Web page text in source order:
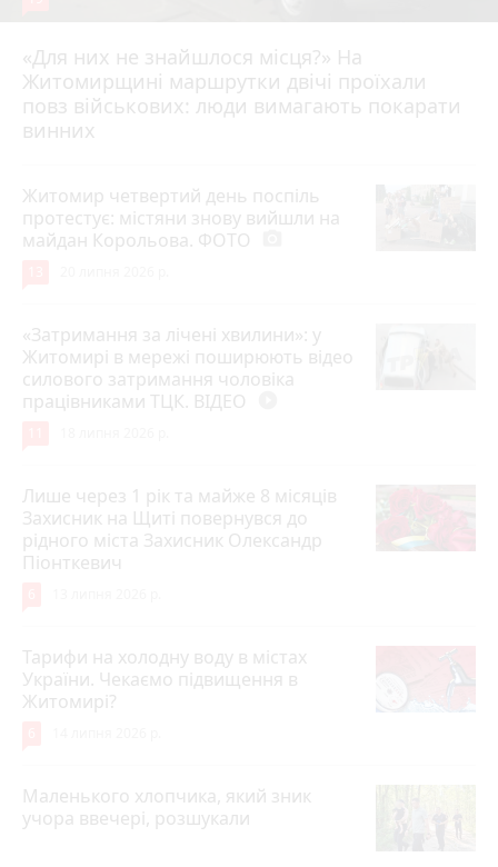
«Для них не знайшлося місця?» На
Житомирщині маршрутки двічі проїхали
повз військових: люди вимагають покарати
винних
17 липня 2026 р.
Житомир четвертий день поспіль
протестує: містяни знову вийшли на
майдан Корольова. ФОТО
«Затримання за лічені хвилини»: у
Житомирі в мережі поширюють відео
силового затримання чоловіка
працівниками ТЦК. ВІДЕО
Лише через 1 рік та майже 8 місяців
Захисник на Щиті повернувся до
рідного міста Захисник Олександр
Піонткевич
Тарифи на холодну воду в містах
України. Чекаємо підвищення в
Житомирі?
Маленького хлопчика, який зник
учора ввечері, розшукали